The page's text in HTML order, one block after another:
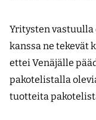
Yritysten
kanssa ne tekevät
ettei Venäjälle
pakotelistalla
tuotteita